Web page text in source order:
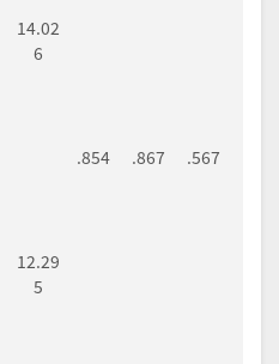
.854 .867 .567
14.02
6
12.29
5